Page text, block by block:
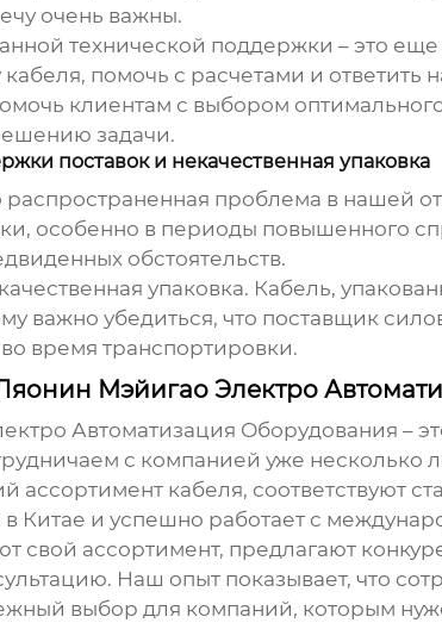
очень важны.
технической поддержки – это
помочь с расчетами и
клиентам с выбором
задачи.
поставок и некачественная упаковка
распространенная проблема в нашей
особенно в периоды повышенного
обстоятельств.
упаковка. Кабель,
важно убедиться, что поставщик
время транспортировки.
Мэйигао Электро
Автоматизация Оборудования –
с компанией уже несколько
кабеля, соответствуют
Китае и успешно работает с
свой ассортимент, предлагают
Наш опыт показывает, что
выбор для компаний, которым